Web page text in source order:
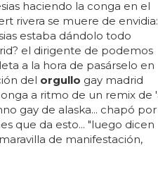
en elorgullogay... nuevo
haciendo la conga en el
rivera se muere de envidia:
estaba dándolo todo
el dirigente de podemos
a la hora de pasárselo en
del orgullogay madrid
a ritmo de un remix de 'a
gay de alaska... chapó por
que da esto... "luego dicen
de manifestación,